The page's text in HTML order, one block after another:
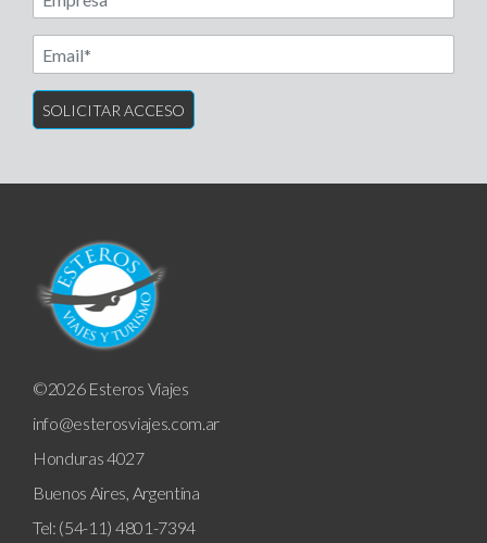
Another label
©2026 Esteros Viajes
info@esterosviajes.com.ar
Honduras 4027
Buenos Aires, Argentina
Tel: (54-11) 4801-7394